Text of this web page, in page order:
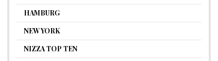
HAMBURG
NEW YORK
NIZZA TOP TEN